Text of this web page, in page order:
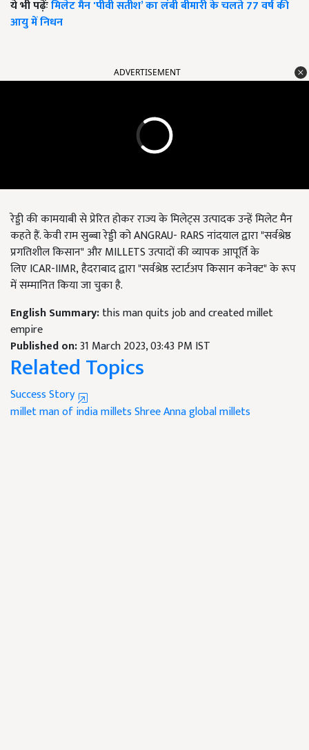
ये भी पढ़ेंःमिलेट मैन 'पीवी सतीश’ का लंबी बीमारी के चलते 77 वर्ष की
आयु में निधन
ADVERTISEMENT
रेड्डी की कामयाबी से प्रेरित होकर राज्य के मिलेट्स उत्पादक उन्हें मिलेट मैन
कहते हैं. केवी राम सुब्बा रेड्डी कोANGRAU- RARSनांदयाल द्वारा "सर्वश्रेष्ठ
प्रगतिशील किसान" औरMILLETSउत्पादों की व्यापक आपूर्ति के
लिएICAR-IIMR,हैदराबाद द्वारा "सर्वश्रेष्ठ स्टार्टअप किसान कनेक्ट" के रूप
में सम्मानित किया जा चुका है.
English Summary:this man quits job and created millet
empire
Published on:31 March 2023, 03:43 PM IST
Related Topics
Success Story
millet man of indiamilletsShree Annaglobal millets